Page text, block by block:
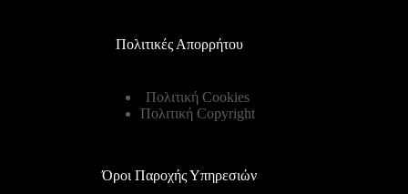
Πολιτικές Απορρήτου
Πολιτική Cookies
Πολιτική Copyright
Όροι Παροχής Υπηρεσιών